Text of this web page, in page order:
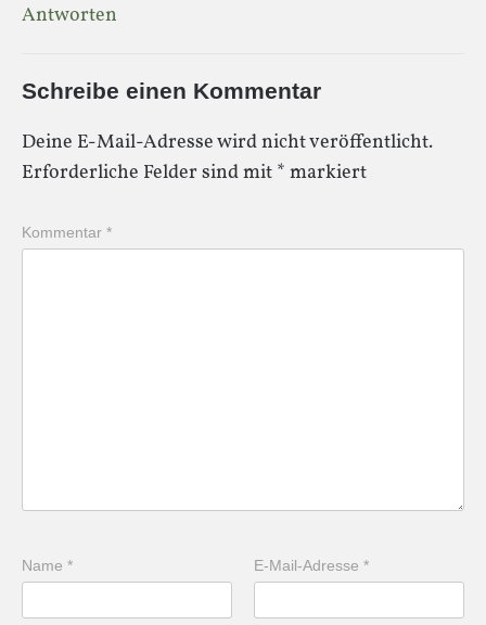
Antworten
Schreibe einen Kommentar
Deine E-Mail-Adresse wird nicht veröffentlicht.
Erforderliche Felder sind mit * markiert
Kommentar *
Name * E-Mail-Adresse*